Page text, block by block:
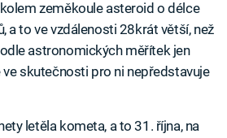
zeměkoule asteroid o délce
a to ve vzdálenosti 28krát větší, než
astronomických měřítek jen
ve skutečnosti pro ni nepředstavuje
letěla kometa, a to 31. října, na